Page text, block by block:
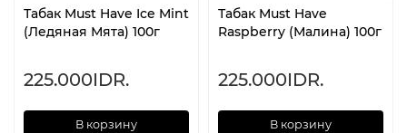
Табак Must Have Ice Mint
(Ледяная Мята) 100г
225.000IDR.
В корзину
Табак Must Have
Raspberry (Малина) 100г
225.000IDR.
В корзину